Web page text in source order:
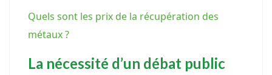
Quels sont les prix de la récupération des
métaux ?
La nécessité d’un débat public